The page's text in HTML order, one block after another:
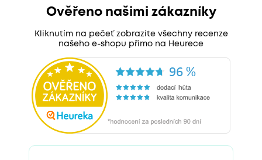
Ověřeno našimi zákazníky
Kliknutím na pečeť zobrazíte všechny recenze
našeho e-shopu přímo na Heurece